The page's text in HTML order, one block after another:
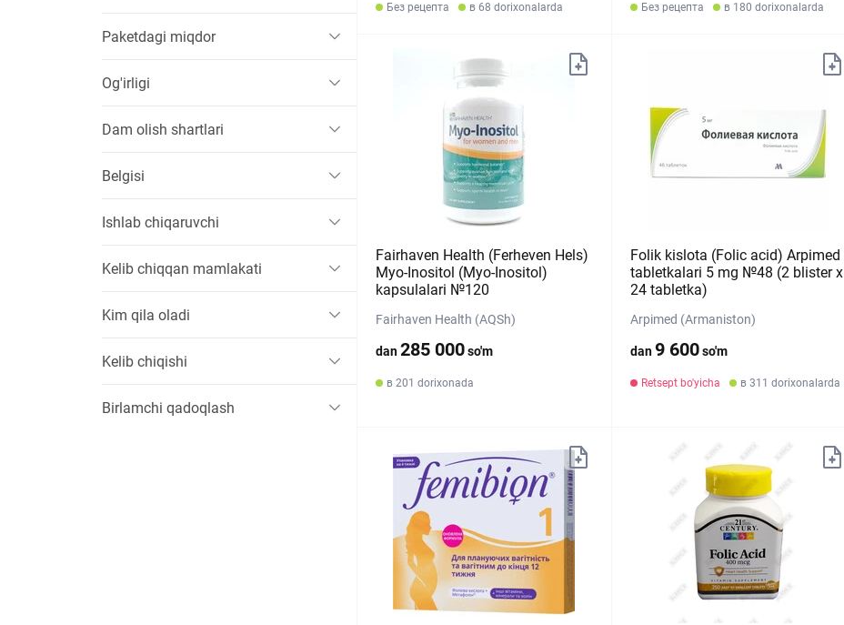
Paketdagi miqdor
Og'irligi
Dam olish shartlari
Belgisi
Ishlab chiqaruvchi
Kelib chiqqan mamlakati
Kim qila oladi
Kelib chiqishi
Birlamchi qadoqlash
Без рецепта в 68 dorixonalarda Без рецепта в 180 dorixonalarda
Fairhaven Health (Ferheven Hels)
Myo-Inositol (Myo-Inositol)
kapsulalari №120
Fairhaven Health (AQSh)
dan285 000so'm
в 201 dorixonada
Folik kislota (Folic acid) Arpimed
tabletkalari 5 mg №48 (2 blister х
24 tabletka)
Arpimed (Armaniston)
dan9 600so'm
Retsept bo'yicha в 311 dorixonalarda